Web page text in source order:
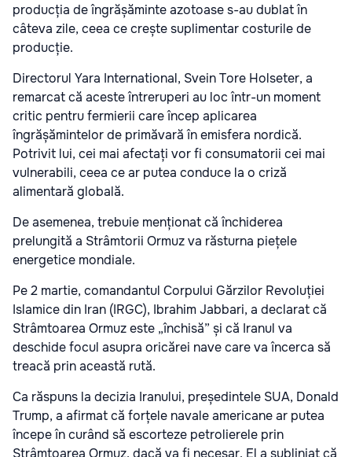
producția de îngrășăminte azotoase s-au dublat în
câteva zile, ceea ce crește suplimentar costurile de
producție.
Directorul Yara International, Svein Tore Holseter, a
remarcat că aceste întreruperi au loc într-un moment
critic pentru fermierii care încep aplicarea
îngrășămintelor de primăvară în emisfera nordică.
Potrivit lui, cei mai afectați vor fi consumatorii cei mai
vulnerabili, ceea ce ar putea conduce la o criză
alimentară globală.
De asemenea, trebuie menționat că închiderea
prelungită a Strâmtorii Ormuz va răsturna piețele
energetice mondiale.
Pe 2 martie, comandantul Corpului Gărzilor Revoluției
Islamice din Iran (IRGC), Ibrahim Jabbari, a declarat că
Strâmtoarea Ormuz este „închisă” și că Iranul va
deschide focul asupra oricărei nave care va încerca să
treacă prin această rută.
Ca răspuns la decizia Iranului, președintele SUA, Donald
Trump, a afirmat că forțele navale americane ar putea
începe în curând să escorteze petrolierele prin
Strâmtoarea Ormuz, dacă va fi necesar. El a subliniat că